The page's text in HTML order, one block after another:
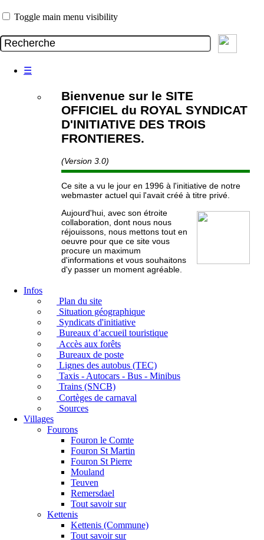
Toggle main menu visibility
☰
Bienvenue sur le SITE
OFFICIEL du ROYAL SYNDICAT
D'INITIATIVE DES TROIS
FRONTIERES.
(Version 3.0)
Ce site a vu le jour en 1996 à l'initiative de notre
webmaster actuel qui l'avait créé à titre privé.
Aujourd'hui, avec son étroite
collaboration, dont nous nous
réjouissons, nous mettons tout en
oeuvre pour que ce site vous
procure un maximum
d'informations et vous souhaitons
d'y passer un moment agréable.
Infos
Plan du site
Situation géographique
Syndicats d'initiative
Bureaux d’accueil touristique
Accès aux forêts
Bureaux de poste
Lignes des autobus (TEC)
Taxis - Autocars - Bus - Minibus
Trains (SNCB)
Cortèges de carnaval
Sources
Villages
Fourons
Fouron le Comte
Fouron St Martin
Fouron St Pierre
Mouland
Teuven
Remersdael
Tout savoir sur
Kettenis
Kettenis (Commune)
Tout savoir sur